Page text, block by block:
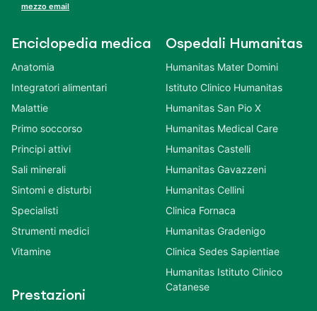
mezzo email
Enciclopedia medica
Anatomia
Integratori alimentari
Malattie
Primo soccorso
Principi attivi
Sali minerali
Sintomi e disturbi
Specialisti
Strumenti medici
Vitamine
Prestazioni
Ospedali Humanitas
Humanitas Mater Domini
Istituto Clinico Humanitas
Humanitas San Pio X
Humanitas Medical Care
Humanitas Castelli
Humanitas Gavazzeni
Humanitas Cellini
Clinica Fornaca
Humanitas Gradenigo
Clinica Sedes Sapientiae
Humanitas Istituto Clinico
Catanese